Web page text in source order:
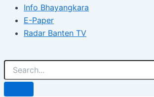
Info Bhayangkara
E-Paper
Radar Banten TV